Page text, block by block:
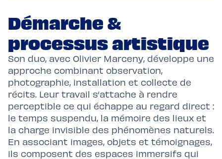
Démarche &
processus artistique
Son duo, avec Olivier Marceny, développe une
approche combinant observation,
photographie, installation et collecte de
récits. Leur travail s’attache à rendre
perceptible ce qui échappe au regard direct :
le temps suspendu, la mémoire des lieux et
la charge invisible des phénomènes naturels.
En associant images, objets et témoignages,
ils composent des espaces immersifs qui